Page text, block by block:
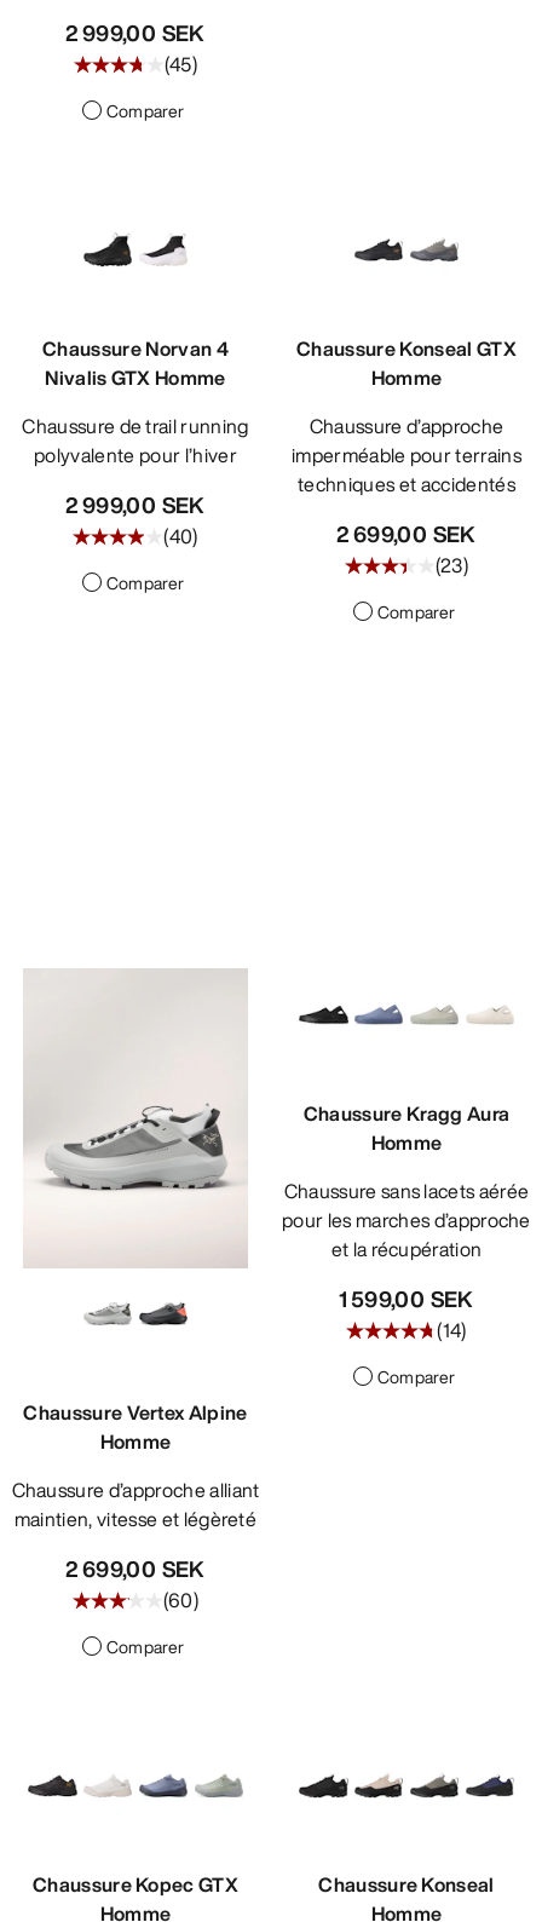
2 999,00 SEK
(45)
Comparer
Chaussure Norvan 4
Nivalis GTX Homme
Chaussure de trail running
polyvalente pour l’hiver
2 999,00 SEK
(40)
Comparer
Chaussure Konseal GTX
Homme
Chaussure d’approche
imperméable pour terrains
techniques et accidentés
2 699,00 SEK
(23)
Comparer
Chaussure Vertex Alpine
Homme
Chaussure d’approche alliant
maintien, vitesse et légèreté
2 699,00 SEK
(60)
Comparer
Chaussure Kragg Aura
Homme
Chaussure sans lacets aérée
pour les marches d’approche
et la récupération
1 599,00 SEK
(14)
Comparer
Chaussure Kopec GTX
Homme
Chaussure Konseal
Homme